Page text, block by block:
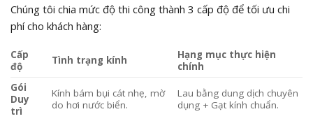
Chúng tôi chia mức độ thi công thành 3 cấp độ để tối ưu chi
phí cho khách hàng:
Cấp
độ
Tình trạng kính
Hạng mục thực hiện
chính
Gói
Duy
trì
Kính bám bụi cát nhẹ, mờ
do hơi nước biển.
Lau bằng dung dịch chuyên
dụng + Gạt kính chuẩn.